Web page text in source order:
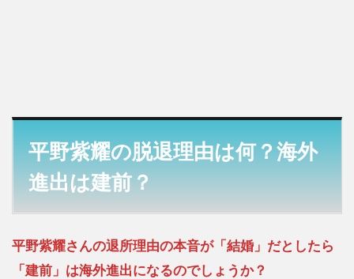
平野紫耀の脱退理由は何？海外
進出は建前？
平野紫耀さんの退所理由の本音が「結婚」だとしたら
「建前」は海外進出になるのでしょうか？